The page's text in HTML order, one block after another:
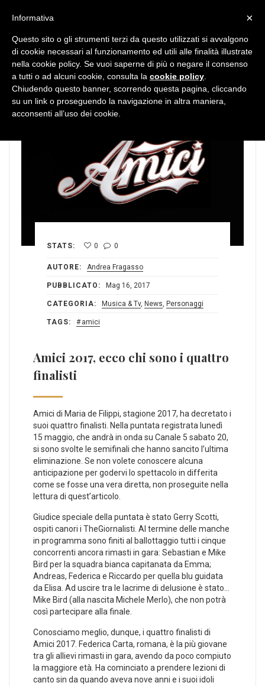
STATS: 0 0
AUTORE: Andrea Fragasso
PUBBLICATO: Mag 16, 2017
CATEGORIA: Musica & Tv, News, Personaggi
TAGS: amici
Amici 2017, ecco chi sono i quattro
finalisti
Amici di Maria de Filippi, stagione 2017, ha decretato i
suoi quattro finalisti. Nella puntata registrata lunedì
15 maggio, che andrà in onda su Canale 5 sabato 20,
si sono svolte le semifinali che hanno sancito l’ultima
eliminazione. Se non volete conoscere alcuna
anticipazione per godervi lo spettacolo in differita
come se fosse una vera diretta, non proseguite nella
lettura di quest’articolo.
Giudice speciale della puntata è stato Gerry Scotti,
ospiti canori i TheGiornalisti. Al termine delle manche
in programma sono finiti al ballottaggio tutti i cinque
concorrenti ancora rimasti in gara: Sebastian e Mike
Bird per la squadra bianca capitanata da Emma;
Andreas, Federica e Riccardo per quella blu guidata
da Elisa. Ad uscire tra le lacrime di delusione è stato…
Mike Bird (alla nascita Michele Merlo), che non potrà
così partecipare alla finale.
Conosciamo meglio, dunque, i quattro finalisti di
Amici 2017. Federica Carta, romana, è la più giovane
tra gli allievi rimasti in gara, avendo da poco compiuto
la maggiore età. Ha cominciato a prendere lezioni di
canto sin da quando aveva nove anni e i suoi idoli
×
Informativa
Questo sito o gli strumenti terzi da questo utilizzati si avvalgono
di cookie necessari al funzionamento ed utili alle finalità illustrate
nella cookie policy. Se vuoi saperne di più o negare il consenso
a tutti o ad alcuni cookie, consulta la cookie policy
Chiudendo questo banner, scorrendo questa pagina, cliccando
su un link o proseguendo la navigazione in altra maniera,
acconsenti all’uso dei cookie.